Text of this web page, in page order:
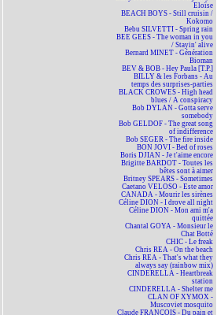
Eloïse
BEACH BOYS - Still cruisin /
Kokomo
Bebu SILVETTI - Spring rain
BEE GEES - The woman in you
/ Stayin' alive
Bernard MINET - Génération
Bioman
BEV & BOB - Hey Paula [T.P.]
BILLY & les Forbans - Au
temps des surprises-parties
BLACK CROWES - High head
blues / A conspiracy
Bob DYLAN - Gotta serve
somebody
Bob GELDOF - The great song
of indifference
Bob SEGER - The fire inside
BON JOVI - Bed of roses
Boris DJIAN - Je t'aime encore
Brigitte BARDOT - Toutes les
bêtes sont à aimer
Britney SPEARS - Sometimes
Caetano VELOSO - Este amor
CANADA - Mourir les sirènes
Céline DION - I drove all night
Céline DION - Mon ami m'a
quittée
Chantal GOYA - Monsieur le
Chat Botté
CHIC - Le freak
Chris REA - On the beach
Chris REA - That's what they
always say (rainbow mix)
CINDERELLA - Heartbreak
station
CINDERELLA - Shelter me
CLAN OF XYMOX -
Muscoviet mosquito
Claude FRANÇOIS - Du pain et